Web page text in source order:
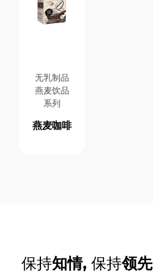
无乳制品
燕麦饮品
系列
燕麦咖啡
保持知情, 保持领先